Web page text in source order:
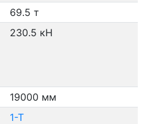
69.5 т
230.5 кН
19000 мм
1-Т